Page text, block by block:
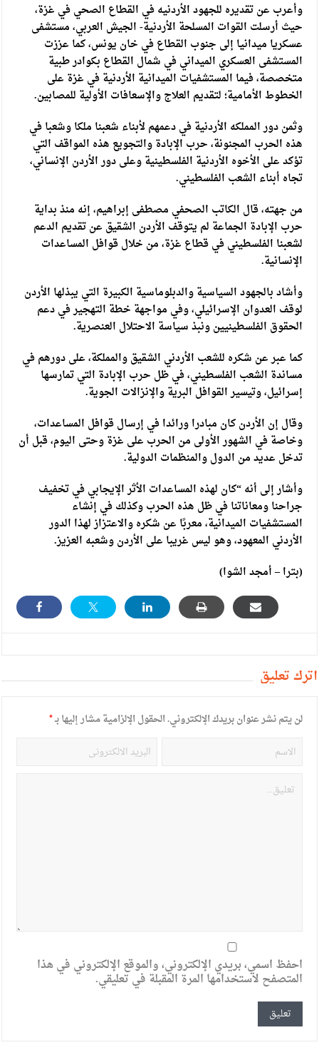
وأعرب عن تقديره للجهود الأردنيه في القطاع الصحي في غزة،
حيث أرسلت القوات المسلحة الأردنية- الجيش العربي، مستشفى
عسكريا ميدانيا إلى جنوب القطاع في خان يونس، كما عززت
المستشفى العسكري الميداني في شمال القطاع بكوادر طبية
متخصصة، فيما المستشفيات الميدانية الأردنية في غزة على
الخطوط الأمامية؛ لتقديم العلاج والإسعافات الأولية للمصابين.
وثمن دور المملكه الأردنية في دعمهم لأبناء شعبنا ملكا وشعبا في
هذه الحرب المجنونة، حرب الإبادة والتجويع هذه المواقف التي
تؤكد على الأخوه الأردنية الفلسطينية وعلى دور الأردن الإنساني،
تجاه أبناء الشعب الفلسطيني.
من جهته، قال الكاتب الصحفي مصطفى إبراهيم، إنه منذ بداية
حرب الإبادة الجماعة لم يتوقف الأردن الشقيق عن تقديم الدعم
لشعبنا الفلسطيني في قطاع غزة، من خلال قوافل المساعدات
الإنسانية.
وأشاد بالجهود السياسية والدبلوماسية الكبيرة التي يبذلها الأردن
لوقف العدوان الإسرائيلي، وفي مواجهة خطة التهجير في دعم
الحقوق الفلسطينيين ونبذ سياسة الاحتلال العنصرية.
كما عبر عن شكره للشعب الأردني الشقيق والمملكة، على دورهم في
مساندة الشعب الفلسطيني، في ظل حرب الإبادة التي تمارسها
إسرائيل، وتيسير القوافل البرية والإنزالات الجوية.
وقال إن الأردن كان مبادرا ورائدا في إرسال قوافل المساعدات،
وخاصة في الشهور الأولى من الحرب على غزة وحتى اليوم، قبل أن
تدخل عديد من الدول والمنظمات الدولية.
وأشار إلى أنه “كان لهذه المساعدات الأثر الإيجابي في تخفيف
جراحنا ومعاناتنا في ظل هذه الحرب وكذلك في إنشاء
المستشفيات الميدانية، معربًا عن شكره والاعتزاز لهذا الدور
الأردني المعهود، وهو ليس غريبا على الأردن وشعبه العزيز.
(بترا – أمجد الشوا)
أترك تعليق
لن يتم نشر عنوان بريدك الإلكتروني.الحقول الإلزامية مشار إليها بـ*
احفظ اسمي، بريدي الإلكتروني، والموقع الإلكتروني في هذا
المتصفح لاستخدامها المرة المقبلة في تعليقي.